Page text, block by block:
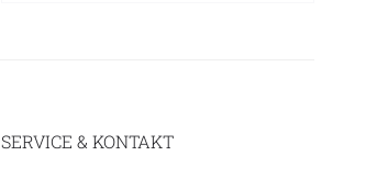
SERVICE & KONTAKT